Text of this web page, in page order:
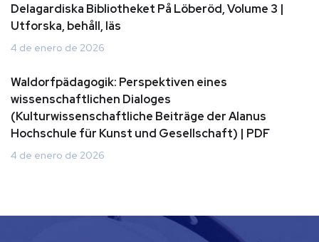
Delagardiska Bibliotheket På Löberöd, Volume 3 |
Utforska, behåll, läs
4 de enero de 2026
Waldorfpädagogik: Perspektiven eines
wissenschaftlichen Dialoges
(Kulturwissenschaftliche Beiträge der Alanus
Hochschule für Kunst und Gesellschaft) | PDF
4 de enero de 2026